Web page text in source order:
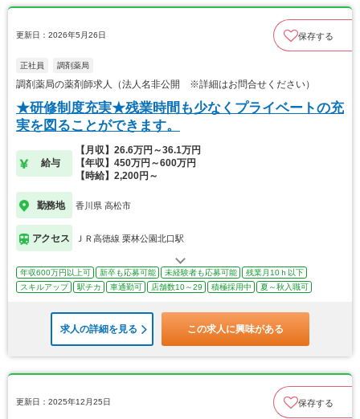
更新日：2026年5月26日 保存する
正社員 調剤薬局
調剤薬局の薬剤師求人（法人名非公開 ※詳細はお問合せください）
★研修制度充実★残業時間も少なくプライベートの充
実を図ることができます。
給与
【月収】26.6万円～36.1万円
【年収】450万円～600万円
【時給】2,200円～
勤務地 香川県 高松市
アクセス ＪＲ高徳線 栗林公園北口駅
年収600万円以上可 新卒も応募可能 未経験者も応募可能
残業月10ｈ以下
スキルアップ
駅チカ 車通勤可 店舗数10～29 積極採用中 夏～秋入職可
求人の詳細を見る この求人に興味がある
更新日：2025年12月25日 保存する